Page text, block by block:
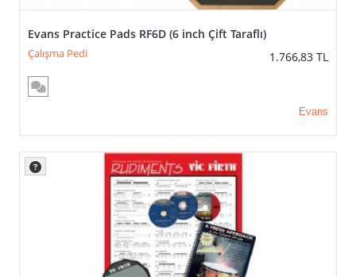
Evans Practice Pads RF6D (6 inch Çift Taraflı)
Çalışma Pedi 1.766,83 TL
Evans